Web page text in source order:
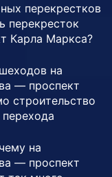
перекрестков
перекресток
Карла Маркса?
на
— проспект
строительство
на
— проспект